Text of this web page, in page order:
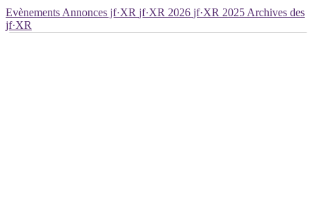
Evènements Annonces jf·XR jf·XR 2026 jf·XR 2025 Archives des
jf·XR